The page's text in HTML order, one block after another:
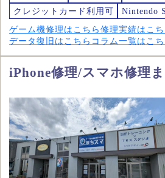
クレジットカード利用可
Nintendo
ゲーム機修理はこちら 修理実績はこち
データ復旧はこちら コラム一覧はこち
iPhone修理/スマホ修理